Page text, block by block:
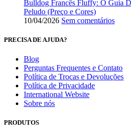
Bulldog Francês Fluffy: O Guia
Peludo (Preço e Cores)
10/04/2026 Sem comentários
PRECISA DE AJUDA?
Blog
Perguntas Frequentes e Contato
Política de Trocas e Devoluções
Política de Privacidade
International Website
Sobre nós
PRODUTOS